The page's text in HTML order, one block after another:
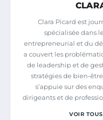
Clara Picard est
spécialisée dans
entrepreneurial et du
a couvert les
de leadership et de
stratégies de bien-
s’appuie sur des
dirigeants et de
VOIR